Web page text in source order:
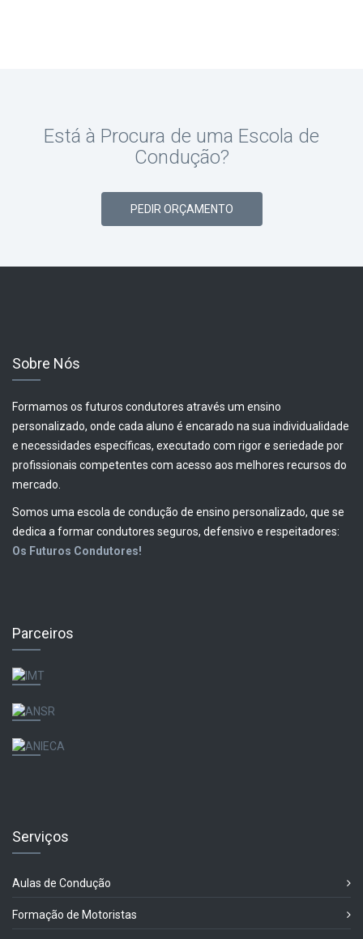
Está à Procura de uma Escola de
Condução?
PEDIR ORÇAMENTO
Sobre Nós
Formamos os futuros condutores através um ensino
personalizado, onde cada aluno é encarado na sua individualidade
e necessidades específicas, executado com rigor e seriedade por
profissionais competentes com acesso aos melhores recursos do
mercado.
Somos uma escola de condução de ensino personalizado, que se
dedica a formar condutores seguros, defensivo e respeitadores:
Os Futuros Condutores!
Parceiros
Serviços
Aulas de Condução
Formação de Motoristas